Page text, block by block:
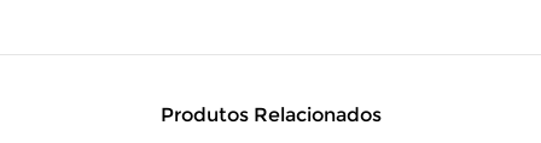
Produtos Relacionados